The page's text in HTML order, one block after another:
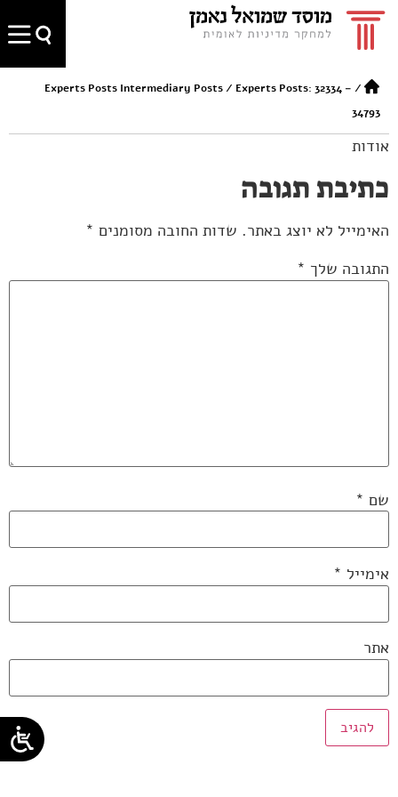
/
Experts Posts Intermediary Posts/ Experts Posts: 32334 –
34793
אודות
כתיבת תגובה
האימייל לא יוצג באתר. שדות החובה מסומנים *
התגובה שלך *
שם *
אימייל *
אתר